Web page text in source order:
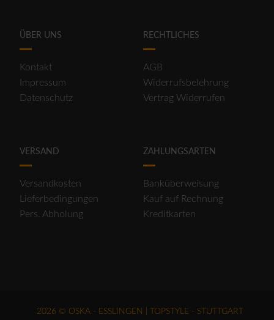
ÜBER UNS
Kontakt
Impressum
Datenschutz
RECHTLICHES
AGB
Widerrufsbelehrung
Vertrag Widerrufen
VERSAND
Versandkosten
Lieferbedingungen
Pers. Abholung
ZAHLUNGSARTEN
Banküberweisung
Kauf auf Rechnung
Kreditkarten
2026 © OSKA - ESSLINGEN | TOPSTYLE - STUTTGART